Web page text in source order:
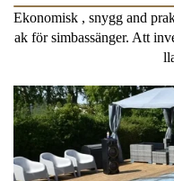
Ekonomisk , snygg and
ak för simbassänger. Att